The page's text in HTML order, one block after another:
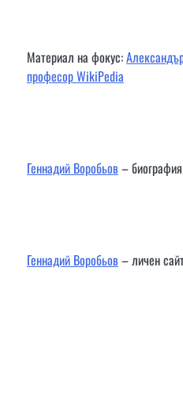
Материал на фокус:
професор WikiPedia
Геннадий Воробьов– биография
Геннадий Воробьов– личен